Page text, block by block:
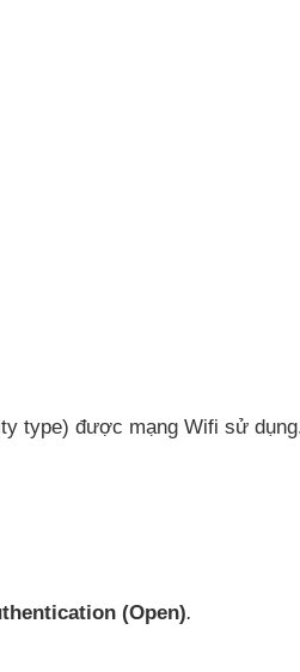
type) được mạng Wifi sử dụng
(Open).